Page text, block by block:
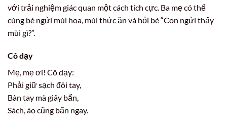
với trải nghiệm giác quan một cách tích cực. Ba mẹ có thể
cùng bé ngửi mùi hoa, mùi thức ăn và hỏi bé “Con ngửi thấy
mùi gì?”.
Cô dạy
Mẹ, mẹ ơi! Cô dạy:
Phải giữ sạch đôi tay,
Bàn tay mà giây bẩn,
Sách, áo cũng bẩn ngay.